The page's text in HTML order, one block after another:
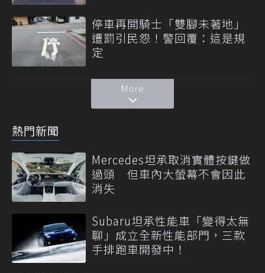
停車再開騎士「雙腳未著地」
遭罰引民怨！警回覆：這是規
定
More
熱門新聞
Mercedes坦承取消實體按鍵做
過頭 但車內大螢幕不會因此
消失
Subaru坦承性能車「變得太無
聊」成立全新性能部門，三款
手排跑車開發中！